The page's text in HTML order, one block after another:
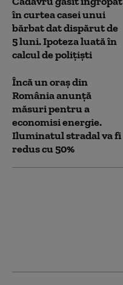
în curtea casei unui
bărbat dat dispărut de
5 luni. Ipoteza luată în
calcul de polițiști
Încă un oraș din
România anunță
măsuri pentru a
economisi energie.
Iluminatul stradal va fi
redus cu 50%